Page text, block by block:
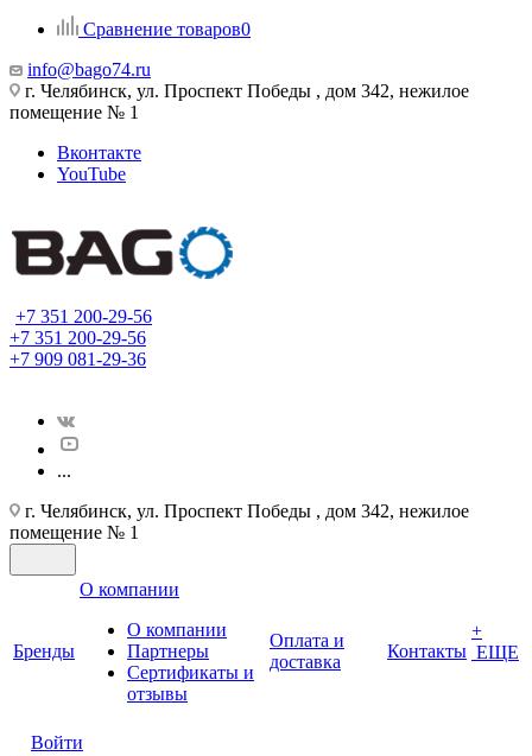
Сравнение товаров0
info@bago74.ru
г. Челябинск, ул. Проспект Победы , дом 342, нежилое
помещение № 1
Вконтакте
YouTube
+7 351 200-29-56
+7 351 200-29-56
+7 909 081-29-36
...
г. Челябинск, ул. Проспект Победы , дом 342, нежилое
помещение № 1
Бренды
О компании
О компании
Партнеры
Cертификаты и
отзывы
Оплата и
доставка
Контакты
+
ЕЩЕ
Войти